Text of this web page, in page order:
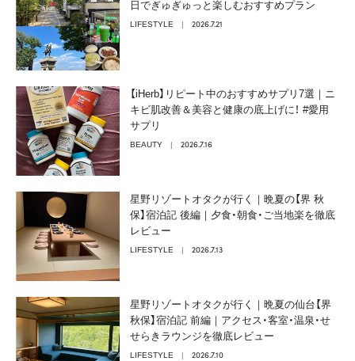
日でぎゅぎゅっと楽しむおすすめプラン
LIFESTYLE 2026.7.21
【iHerb】リピート中のおすすめサプリ7選｜ニ
キビ肌改善＆美容と健康の底上げに！ #愛用
サプリ
BEAUTY 2026.7.16
星野リゾートオタクが行く｜晩夏の【界 秋
保】宿泊記 後編｜夕食・朝食・ご当地楽を徹底
レビュー
LIFESTYLE 2026.7.13
星野リゾートオタクが行く｜晩夏の仙台【界
秋保】宿泊記 前編｜アクセス・客室・温泉・せ
せらきラウンジを徹底レビュー
LIFESTYLE 2026.7.10